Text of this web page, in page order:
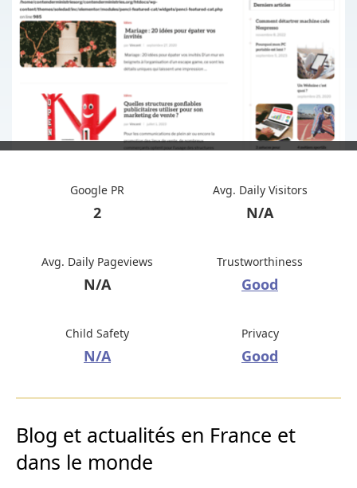
Google PR
2
Avg. Daily Visitors
N/A
Avg. Daily Pageviews
N/A
Trustworthiness
Good
Child Safety
N/A
Privacy
Good
Blog et actualités en France et
dans le monde